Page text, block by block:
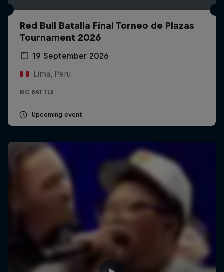
Red Bull Batalla Final Torneo de Plazas
Tournament 2026
19 September 2026
Lima, Peru
MC BATTLE
Upcoming event